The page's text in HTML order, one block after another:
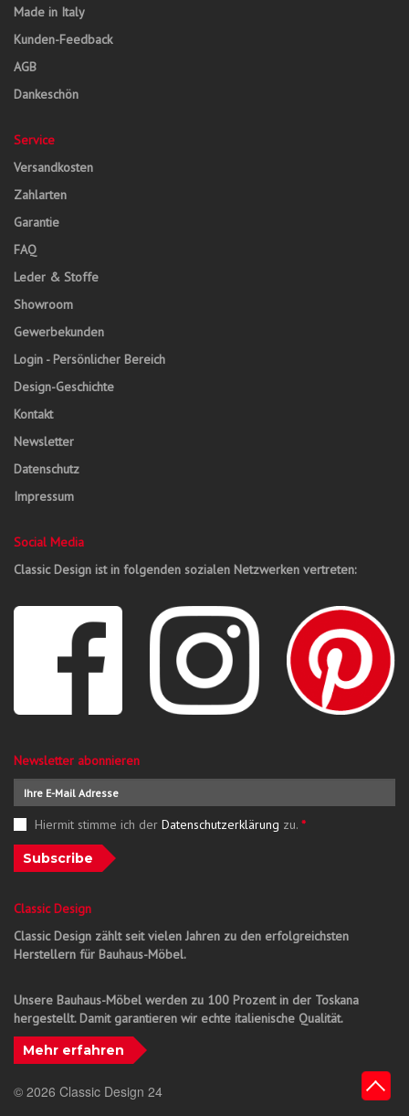
Made in Italy
Kunden-Feedback
AGB
Dankeschön
Service
Versandkosten
Zahlarten
Garantie
FAQ
Leder & Stoffe
Showroom
Gewerbekunden
Login - Persönlicher Bereich
Design-Geschichte
Kontakt
Newsletter
Datenschutz
Impressum
Social Media
Classic Design ist in folgenden sozialen Netzwerken vertreten:
Newsletter abonnieren
Hiermit stimme ich der Datenschutzerklärung zu. *
Subscribe
Classic Design
Classic Design zählt seit vielen Jahren zu den erfolgreichsten
Herstellern für Bauhaus-Möbel.
Unsere Bauhaus-Möbel werden zu 100 Prozent in der Toskana
hergestellt. Damit garantieren wir echte italienische Qualität.
Mehr erfahren
© 2026 Classic Design 24